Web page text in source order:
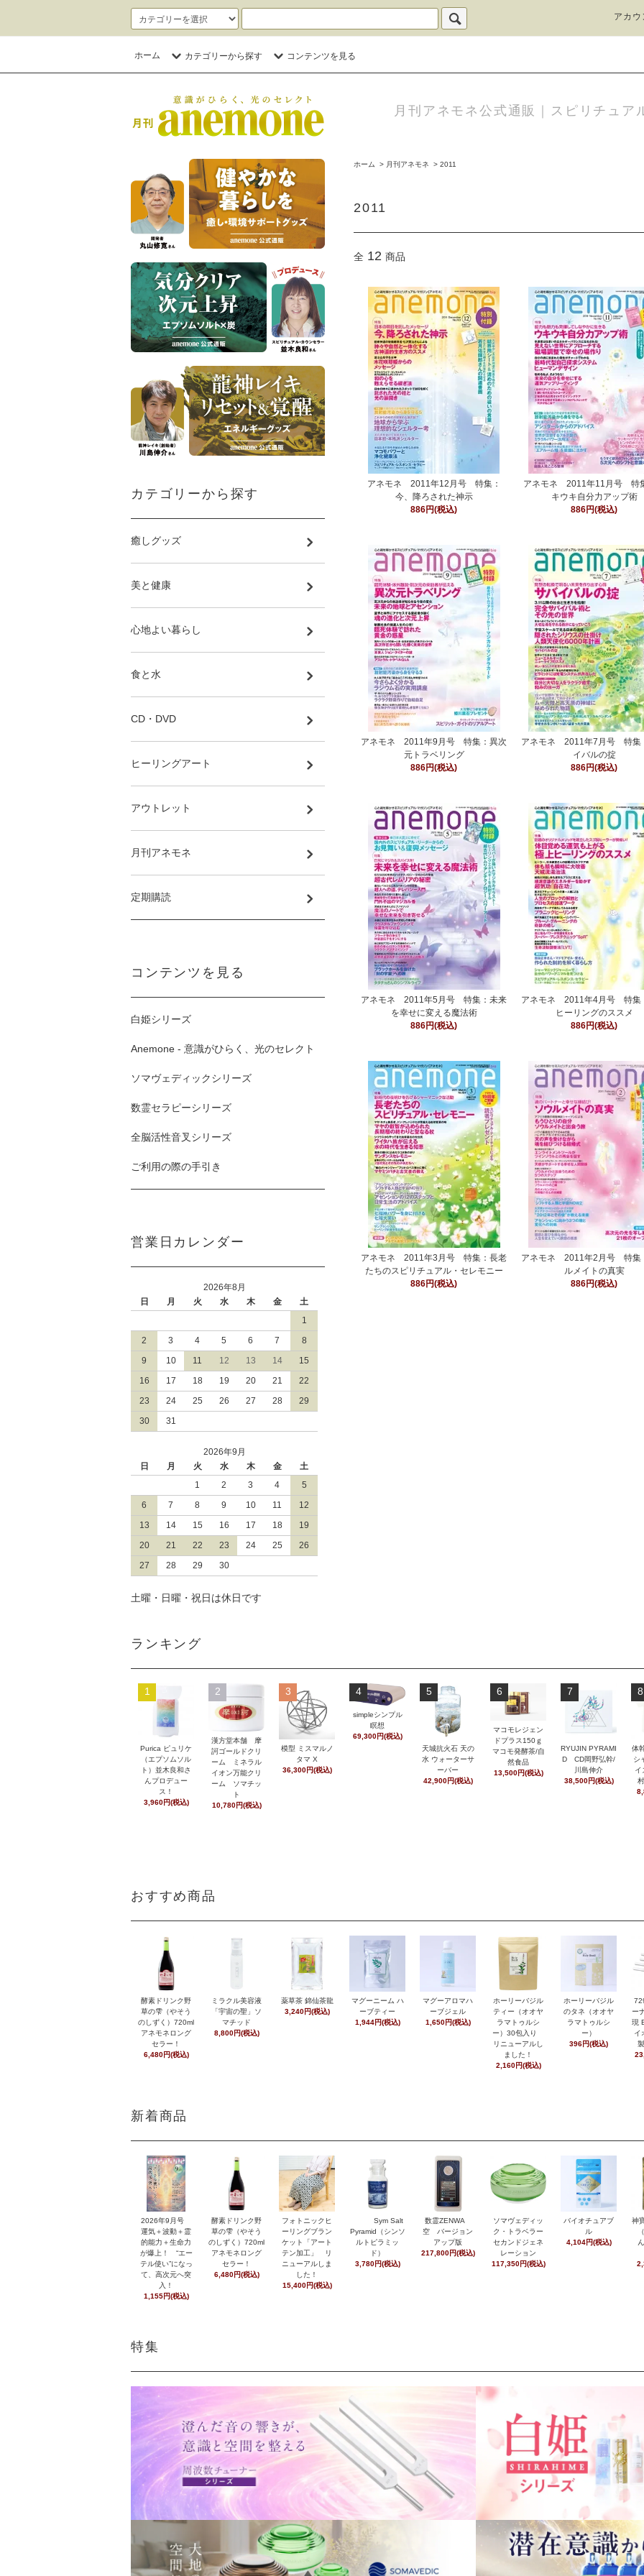
アカウ
ホーム カテゴリーから探す コンテンツを見る
月刊アネモネ公式通販｜スピリチュア
ホーム > 月刊アネモネ > 2011
2011
全 12 商品
アネモネ 2011年12月号 特集：
今、降ろされた神示
886円(税込)
アネモネ 2011年11月号 特
キウキ自分力アップ術
886円(税込)
アネモネ 2011年9月号 特集：異次
元トラベリング
886円(税込)
アネモネ 2011年7月号 特集
イバルの掟
886円(税込)
アネモネ 2011年5月号 特集：未来
を幸せに変える魔法術
886円(税込)
アネモネ 2011年4月号 特集
ヒーリングのススメ
886円(税込)
アネモネ 2011年3月号 特集：長老
たちのスピリチュアル・セレモニー
886円(税込)
アネモネ 2011年2月号 特集
ルメイトの真実
886円(税込)
カテゴリーから探す
癒しグッズ
美と健康
心地よい暮らし
食と水
CD・DVD
ヒーリングアート
アウトレット
月刊アネモネ
定期購読
コンテンツを見る
白姫シリーズ
Anemone - 意識がひらく、光のセレクト
ソマヴェディックシリーズ
数霊セラピーシリーズ
全脳活性音叉シリーズ
ご利用の際の手引き
営業日カレンダー
2026年8月
日
月 火 水 木 金
土
1
2
3 4 5 6 7
8
9
10 11 12 13 14
15
16
17 18 19 20 21
22
23
24 25 26 27 28
29
30
31
2026年9月
日
月 火 水 木 金
土
1
2 3 4
5
6
7 8 9 10 11
12
13
14 15 16 17 18
19
20
21 22 23 24 25
26
27
28 29 30
土曜・日曜・祝日は休日です
ランキング
1
Purica ピュリケ
（エプソムソル
ト）並木良和さ
んプロデュー
ス！
3,960円(税込)
2
漢方堂本舗 摩
訶ゴールドクリ
ーム ミネラル
イオン万能クリ
ーム ソマチッ
ト
10,780円(税込)
3
模型 ミスマルノ
タマ X
36,300円(税込)
4
simpleシンプル
瞑想
69,300円(税込)
5
天城抗火石 天の
水 ウォーターサ
ーバー
42,900円(税込)
6
マコモレジェン
ドプラス150ｇ
マコモ発酵茶/自
然食品
13,500円(税込)
7
RYUJIN PYRAMI
D CD岡野弘幹/
川島伸介
38,500円(税込)
8
体
シ
イ
おすすめ商品
酵素ドリンク野
草の雫（やそう
のしずく）720ml
アネモネロング
セラー！
6,480円(税込)
ミラクル美容液
「宇宙の聖」ソ
マチッド
8,800円(税込)
薬草茶 錦仙茶龍
3,240円(税込)
マグーニーム ハ
ーブティー
1,944円(税込)
マグーアロマハ
ーブジェル
1,650円(税込)
ホーリーバジル
ティー（オオヤ
ラマトゥルシ
ー）30包入り
リニューアルし
ました！
2,160円(税込)
ホーリーバジル
のタネ（オオヤ
ラマトゥルシ
ー）
396円(税込)
ー
現
イ
新着商品
2026年9月号
運気＋波動＋霊
的能力＋生命力
が爆上！ “エー
テル使い”になっ
て、高次元へ突
入！
1,155円(税込)
酵素ドリンク野
草の雫（やそう
のしずく）720ml
アネモネロング
セラー！
6,480円(税込)
フォトニックヒ
ーリングブラン
ケット「アート
テン加工」 リ
ニューアルしま
した！
15,400円(税込)
Sym Salt
Pyramid（シンソ
ルトピラミッ
ド）
3,780円(税込)
数霊ZENWA
空 バージョン
アップ版
217,800円(税込)
ソマヴェディッ
ク・トラベラー
セカンドジェネ
レーション
117,350円(税込)
バイオチュアブ
ル
4,104円(税込)
神
特集